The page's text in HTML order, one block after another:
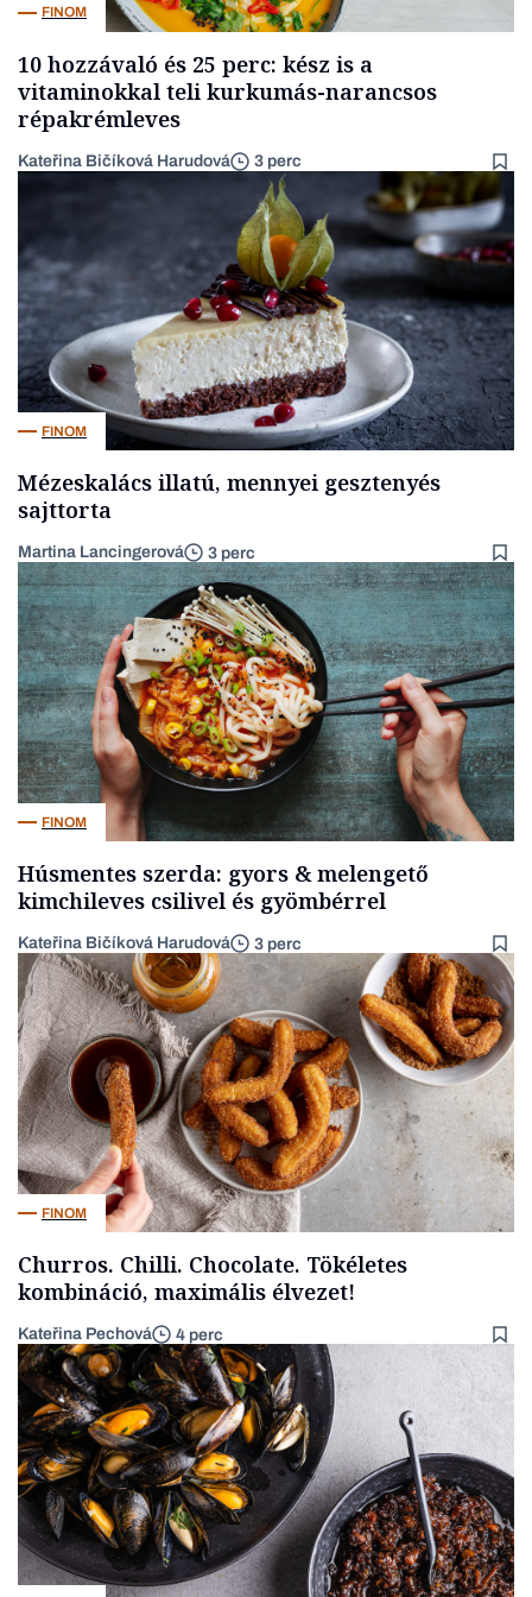
FINOM
10 hozzávaló és 25 perc: kész is a
vitaminokkal teli kurkumás-narancsos
répakrémleves
Kateřina Bičíková Harudová 3 perc
FINOM
Mézeskalács illatú, mennyei gesztenyés
sajttorta
Martina Lancingerová 3 perc
FINOM
Húsmentes szerda: gyors & melengető
kimchileves csilivel és gyömbérrel
Kateřina Bičíková Harudová 3 perc
FINOM
Churros. Chilli. Chocolate. Tökéletes
kombináció, maximális élvezet!
Kateřina Pechová 4 perc